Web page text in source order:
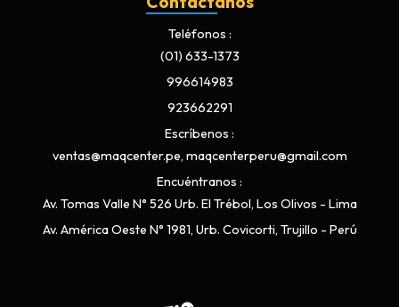
Teléfonos
(01) 633-1373
996614983
923662291
Escríbenos
ventas@maqcenter.pe, maqcenterperu@gmail.com
Encuéntranos
Av. Tomas Valle N° 526 Urb. El Trébol, Los Olivos - Lima
Av. América Oeste N° 1981, Urb. Covicorti, Trujillo - Perú